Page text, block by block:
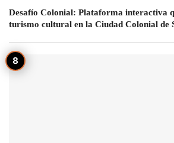
Desafío Colonial: Plataforma interactiva
turismo cultural en la Ciudad Colonial de